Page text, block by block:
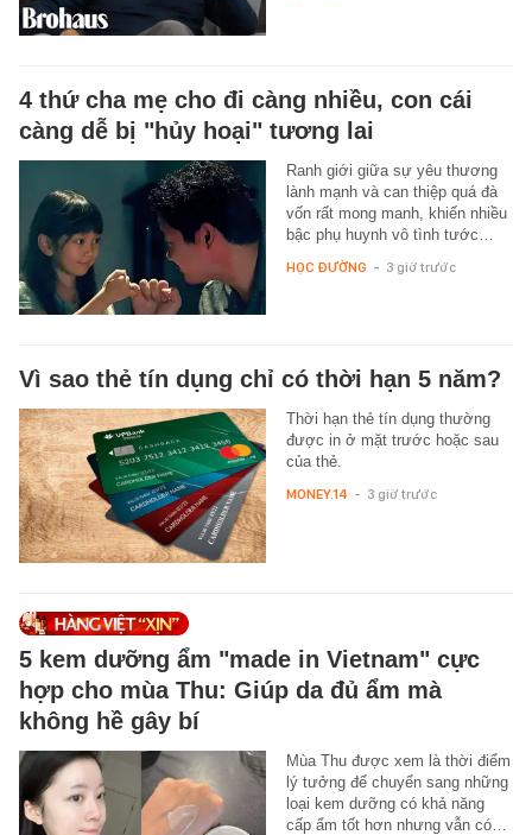
4 thứ cha mẹ cho đi càng nhiều, con cái
càng dễ bị "hủy hoại" tương lai
Ranh giới giữa sự yêu thương
lành mạnh và can thiệp quá đà
vốn rất mong manh, khiến nhiều
bậc phụ huynh vô tình tước…
HỌC ĐƯỜNG - 3 giờ trước
Vì sao thẻ tín dụng chỉ có thời hạn 5 năm?
Thời hạn thẻ tín dụng thường
được in ở mặt trước hoặc sau
của thẻ.
MONEY.14 - 3 giờ trước
5 kem dưỡng ẩm "made in Vietnam" cực
hợp cho mùa Thu: Giúp da đủ ẩm mà
không hề gây bí
Mùa Thu được xem là thời điểm
lý tưởng để chuyển sang những
loại kem dưỡng có khả năng
cấp ẩm tốt hơn nhưng vẫn có…